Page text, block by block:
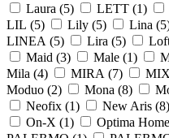
Laura (5) LETT (1)
LIL (5) Lily (5) Lina (5
LINEA (5) Lira (5)
Maid (3) Male (1)
Mila (4) MIRA (7)
Moduo (2) Mona (8)
Neofix (1) New Aris (8)
On-X (1) Optima